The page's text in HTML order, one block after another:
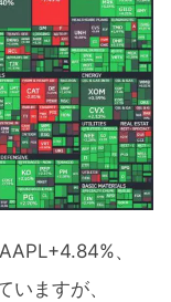
、
いますが、